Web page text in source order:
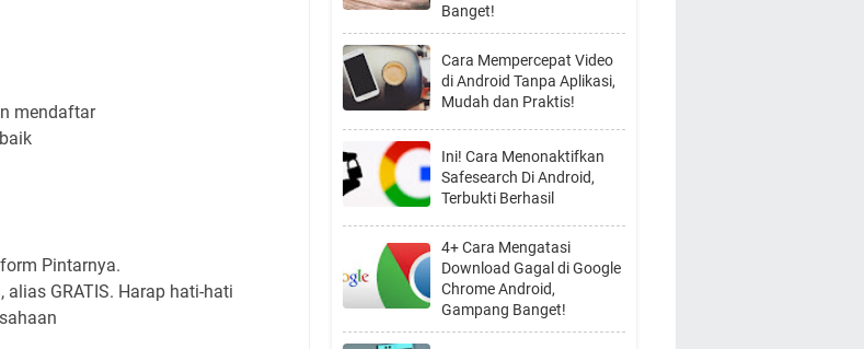
mendaftar
Pintarnya.
GRATIS. Harap hati-hati
Banget!
Cara Mempercepat Video
di Android Tanpa Aplikasi,
Mudah dan Praktis!
Ini! Cara Menonaktifkan
Safesearch Di Android,
Terbukti Berhasil
4+ Cara Mengatasi
Download Gagal di Google
Chrome Android,
Gampang Banget!